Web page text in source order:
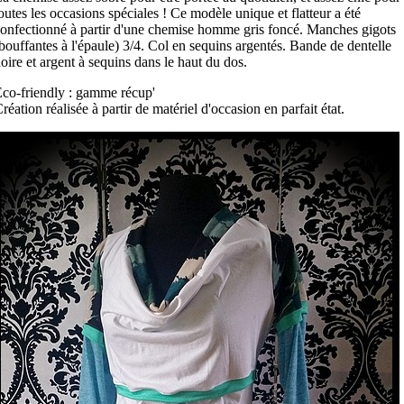
les occasions spéciales ! Ce modèle unique et flatteur a été
à partir d'une chemise homme gris foncé. Manches gigots
à l'épaule) 3/4. Col en sequins argentés. Bande de dentelle
et argent à sequins dans le haut du dos.
friendly : gamme récup'
réalisée à partir de matériel d'occasion en parfait état.